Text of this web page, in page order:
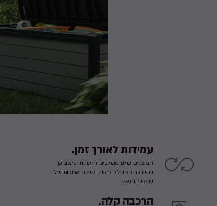
עמידות לאורך זמן.
המוצרים שלנו משלבים חדשנות ועיצוב כך
שישדרגו כל חלל למשך לשנים ארוכות של
שימוש והנאה.
הרכבה קלה.